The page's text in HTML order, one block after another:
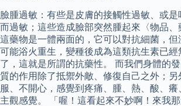
臉腫過敏：有些是皮膚的接觸性過敏、或
而過敏；這些造成臉部突然腫起來〈物品、
這藥物是一體兩面的，它可以對抗細菌，
可能浴火重生，變種後成為這類抗生素已
了，這就是所謂的抗藥性。 而我們身體的
質的作用除了抵禦外敵、修復自己之外；
服、不開心，感覺到疼痛、腫、熱、酸、
主觀感覺。 「喔！這看起來不妙啊！來我